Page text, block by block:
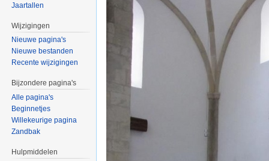
Jaartallen
Wijzigingen
Nieuwe pagina's
Nieuwe bestanden
Recente wijzigingen
Bijzondere pagina's
Alle pagina's
Beginnetjes
Willekeurige pagina
Zandbak
Hulpmiddelen